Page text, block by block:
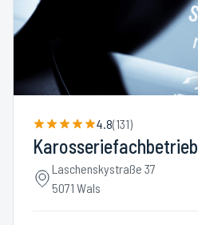
4.8(131)
Laschenskystraße 37
5071 Wals